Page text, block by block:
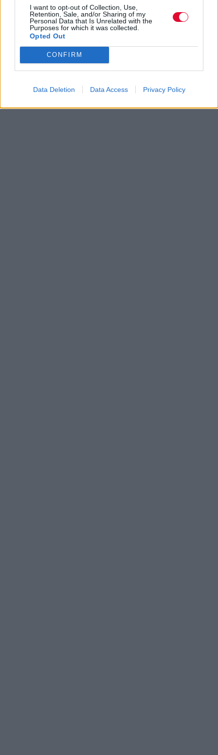
I want to opt-out of Collection, Use,
Retention, Sale, and/or Sharing of my
Personal Data that Is Unrelated with the
Purposes for which it was collected.
Opted Out
CONFIRM
Data Deletion Data Access Privacy Policy